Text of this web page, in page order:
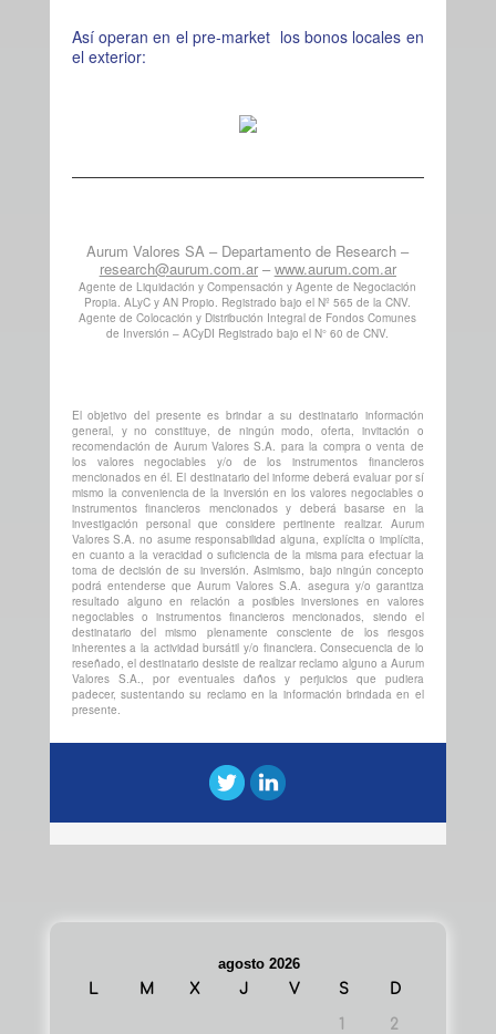
Así operan en el pre-market los bonos locales en
el exterior:
Aurum Valores SA – Departamento de Research –
research@aurum.com.ar– www.aurum.com.ar
Agente de Liquidación y Compensación y Agente de Negociación
Propia. ALyC y AN Propio. Registrado bajo el Nº 565 de la CNV.
Agente de Colocación y Distribución Integral de Fondos Comunes
de Inversión – ACyDI Registrado bajo el N° 60 de CNV.
El objetivo del presente es brindar a su destinatario información
general, y no constituye, de ningún modo, oferta, invitación o
recomendación de Aurum Valores S.A. para la compra o venta de
los valores negociables y/o de los instrumentos financieros
mencionados en él. El destinatario del informe deberá evaluar por sí
mismo la conveniencia de la inversión en los valores negociables o
instrumentos financieros mencionados y deberá basarse en la
investigación personal que considere pertinente realizar. Aurum
Valores S.A. no asume responsabilidad alguna, explícita o implícita,
en cuanto a la veracidad o suficiencia de la misma para efectuar la
toma de decisión de su inversión. Asimismo, bajo ningún concepto
podrá entenderse que Aurum Valores S.A. asegura y/o garantiza
resultado alguno en relación a posibles inversiones en valores
negociables o instrumentos financieros mencionados, siendo el
destinatario del mismo plenamente consciente de los riesgos
inherentes a la actividad bursátil y/o financiera. Consecuencia de lo
reseñado, el destinatario desiste de realizar reclamo alguno a Aurum
Valores S.A., por eventuales daños y perjuicios que pudiera
padecer, sustentando su reclamo en la información brindada en el
presente.
agosto 2026
L
M X J V S D
1 2